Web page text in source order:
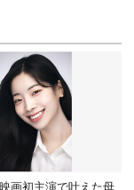
画初主演で叶えた母